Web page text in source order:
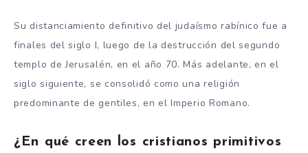
Su distanciamiento definitivo del judaísmo rabínico fue a
finales del siglo I, luego de la destrucción del segundo
templo de Jerusalén, en el año 70. Más adelante, en el
siglo siguiente, se consolidó como una religión
predominante de gentiles, en el Imperio Romano.
¿En qué creen los cristianos primitivos